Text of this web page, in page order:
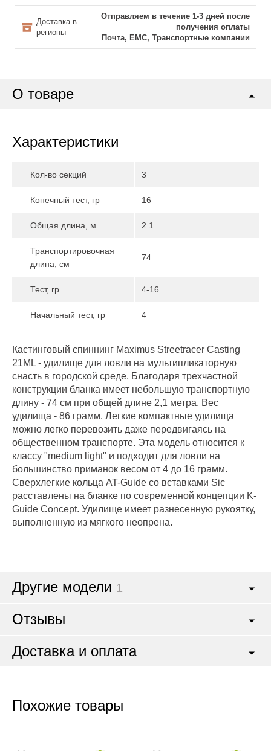
Доставка в
регионы
Отправляем в течение 1-3 дней после
получения оплаты
Почта, ЕМС, Транспортные компании
О товаре
Характеристики
Кол-во секций 3
Конечный тест, гр 16
Общая длина, м 2.1
Транспортировочная
длина, см
74
Тест, гр 4-16
Начальный тест, гр 4
Кастинговый спиннинг Maximus Streetracer Casting
21ML - удилище для ловли на мультипликаторную
снасть в городской среде. Благодаря трехчастной
конструкции бланка имеет небольшую транспортную
длину - 74 см при общей длине 2,1 метра. Вес
удилища - 86 грамм. Легкие компактные удилища
можно легко перевозить даже передвигаясь на
общественном транспорте. Эта модель относится к
классу "medium light" и подходит для ловли на
большинство приманок весом от 4 до 16 грамм.
Сверхлегкие кольца AT-Guide со вставками Sic
расставлены на бланке по современной концепции K-
Guide Concept. Удилище имеет разнесенную рукоятку,
выполненную из мягкого неопрена.
Другие модели 1
Отзывы
Доставка и оплата
Похожие товары